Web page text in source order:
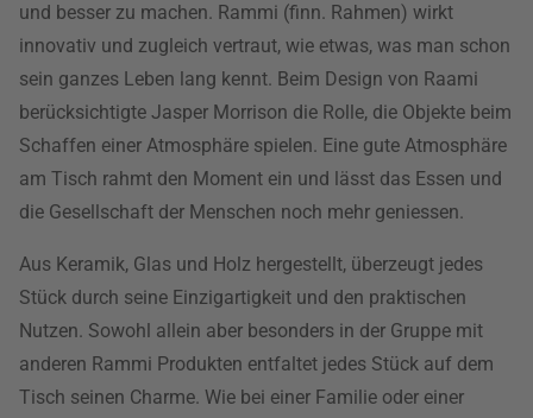
und besser zu machen. Rammi (finn. Rahmen) wirkt
innovativ und zugleich vertraut, wie etwas, was man schon
sein ganzes Leben lang kennt. Beim Design von Raami
berücksichtigte Jasper Morrison die Rolle, die Objekte beim
Schaffen einer Atmosphäre spielen. Eine gute Atmosphäre
am Tisch rahmt den Moment ein und lässt das Essen und
die Gesellschaft der Menschen noch mehr geniessen.
Aus Keramik, Glas und Holz hergestellt, überzeugt jedes
Stück durch seine Einzigartigkeit und den praktischen
Nutzen. Sowohl allein aber besonders in der Gruppe mit
anderen Rammi Produkten entfaltet jedes Stück auf dem
Tisch seinen Charme. Wie bei einer Familie oder einer